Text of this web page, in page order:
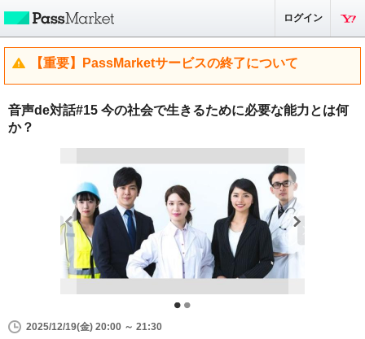
ログイン
【重要】PassMarketサービスの終了について
音声de対話#15 今の社会で生きるために必要な能力とは何
か？
2025/12/19(金) 20:00 ～ 21:30